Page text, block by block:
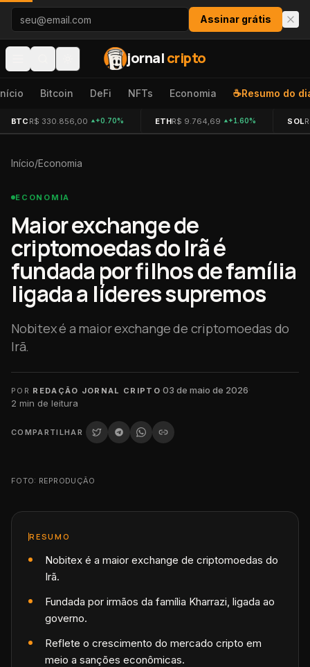
Pular para o conteúdo
Assinar grátis
jornalcripto
Bitcoin DeFi NFTs Economia ☕Resumo do
BTC R$ 330.856,00 +0.70% ETHR$ 9.764,69 +1.60% SOL
Início/Economia
ECONOMIA
Maior exchange de
criptomoedas do Irã é
fundada por filhos de família
ligada a líderes supremos
Nobitex é a maior exchange de criptomoedas do
Irã.
POR REDAÇÃO JORNAL CRIPTO·03 de maio de 2026·
2 min de leitura
COMPARTILHAR
FOTO: REPRODUÇÃO
RESUMO
Nobitex é a maior exchange de criptomoedas do
Irã.
Fundada por irmãos da família Kharrazi, ligada ao
governo.
Reflete o crescimento do mercado cripto em
meio a sanções econômicas.